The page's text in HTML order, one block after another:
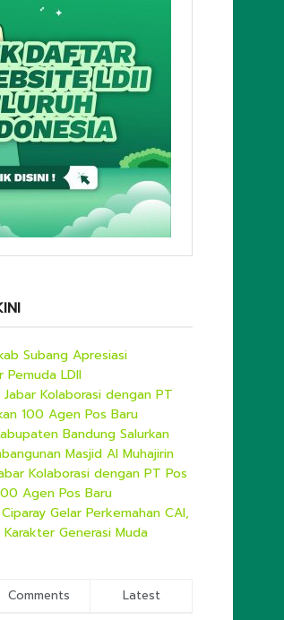
Subang Apresiasi
Pemuda LDII
Jabar Kolaborasi dengan PT
100 Agen Pos Baru
Bandung Salurkan
Masjid Al Muhajirin
Kolaborasi dengan PT Pos
Agen Pos Baru
Ciparay Gelar Perkemahan CAI,
Generasi Muda
Comments Latest